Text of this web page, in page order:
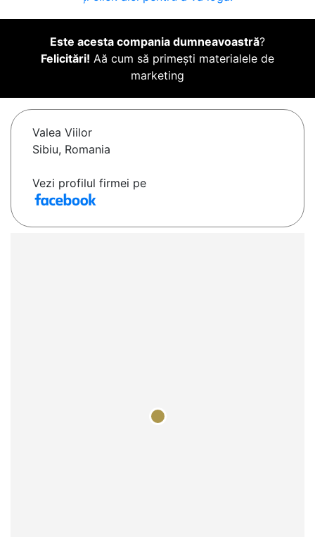
Este acesta compania dumneavoastră?
Felicitări! Aă cum să primești materialele de
marketing
Valea Viilor
Sibiu, Romania
Vezi profilul firmei pe